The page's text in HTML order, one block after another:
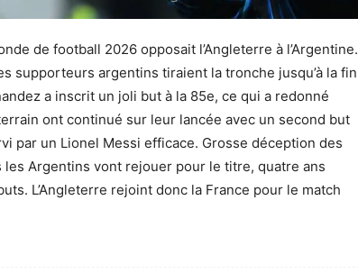
de football 2026 opposait l’Angleterre à l’Argentine.
supporteurs argentins tiraient la tronche jusqu’à la fin
a inscrit un joli but à la 85e, ce qui a redonné
ont continué sur leur lancée avec un second but
par un Lionel Messi efficace. Grosse déception des
Argentins vont rejouer pour le titre, quatre ans
L’Angleterre rejoint donc la France pour le match